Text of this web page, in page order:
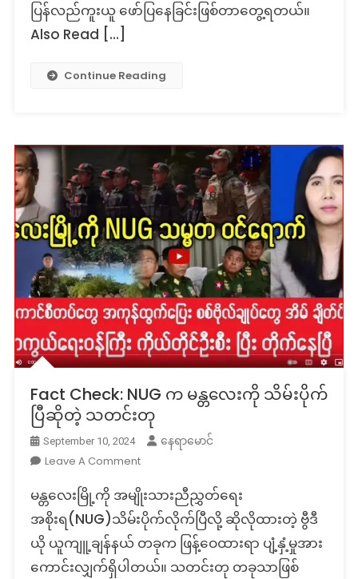
ပြန်လည်ကူးယူ ဖော်ပြနေခြင်းဖြစ်တာတွေ့ရတယ်။
Also Read […]
Continue Reading
Fact Check: NUG က မန္တလေးကို သိမ်းပိုက်
ပြီဆိုတဲ့ သတင်းတု
September 10, 2024 နေရာမောင်
Leave A CommentOn
Check:
NUG
က
မန္တလေး
ကို
မန္တလေးမြို့ကို အမျိုးသားညီညွှတ်ရေး
အစိုးရ(NUG)သိမ်းပိုက်လိုက်ပြီလို့ ဆိုလိုထားတဲ့ ဗွီဒီ
ယို ယူကျူ့ချန်နယ် တခုက ဖြန့်ဝေထားရာ ပျံ့နှံ့မှုအား
ကောင်းလျှက်ရှိပါတယ်။ သတင်းတု တခုသာဖြစ်